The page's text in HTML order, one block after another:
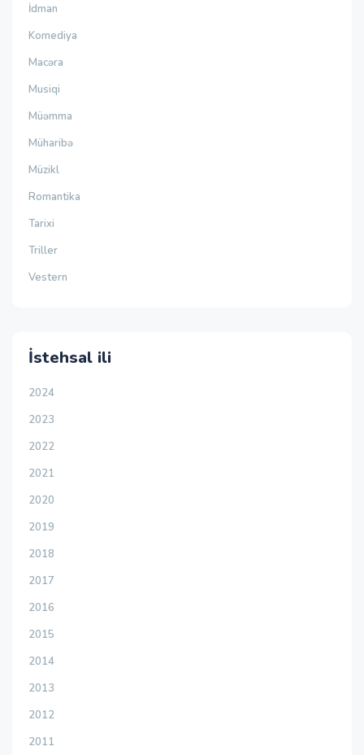
İdman
Komediya
Macəra
Musiqi
Müəmma
Müharibə
Müzikl
Romantika
Tarixi
Triller
Vestern
İstehsal ili
2024
2023
2022
2021
2020
2019
2018
2017
2016
2015
2014
2013
2012
2011